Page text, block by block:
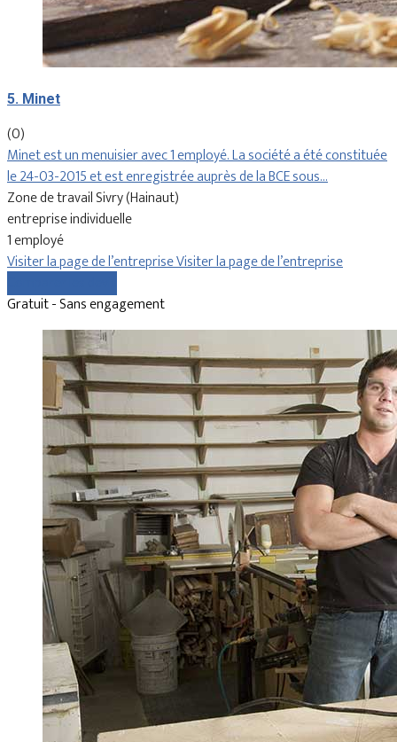
5. Minet
(0)
Minet est un menuisier avec 1 employé. La société a été constituée
le 24-03-2015 et est enregistrée auprès de la BCE sous…
Zone de travail Sivry (Hainaut)
entreprise individuelle
1 employé
Visiter la page de l’entrepriseVisiter la page de l’entreprise
Gratuit - Sans engagement